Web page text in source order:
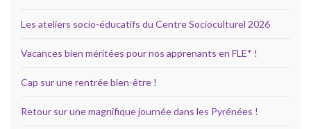
Les ateliers socio-éducatifs du Centre Socioculturel 2026
Vacances bien méritées pour nos apprenants en FLE* !
Cap sur une rentrée bien-être !
Retour sur une magnifique journée dans les Pyrénées !